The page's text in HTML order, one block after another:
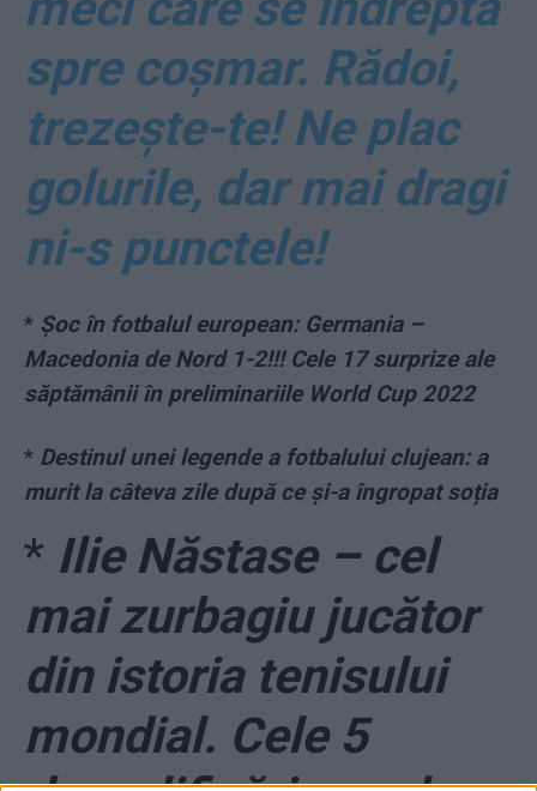
spre coșmar. Rădoi,
trezește-te! Ne plac
golurile, dar mai dragi
ni-s punctele!
* Șoc în fotbalul european: Germania –
Macedonia de Nord 1-2!!! Cele 17 surprize ale
săptămânii în preliminariile World Cup 2022
* Destinul unei legende a fotbalului clujean: a
murit la câteva zile după ce și-a îngropat soția
* Ilie Năstase – cel
mai zurbagiu jucător
din istoria tenisului
mondial. Cele 5